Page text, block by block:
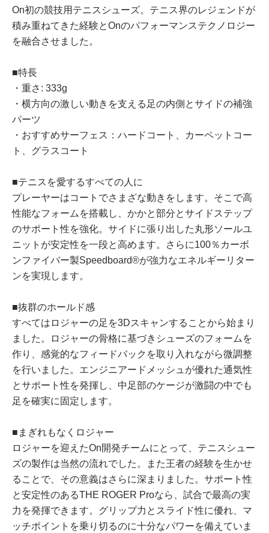
On初の​​​​​​​​​​​​​​​​​​​​​​​​​​​​​​​​​​​​​​​​​競技用テニスシューズ。​​​​​​​​​​​​​​​​​​​​​​​​​​​​​​​​​​​​​​​​​テニス界の​​​​​​​​​​​​​​​​​​​​​​​​​​​​​​​​​​​​​​​​​レジェンドが​​​​​​​​​​​​​​​​​​​​​​​​​​​​​​​​​​​​​​​​​
積み重ねてきた​​​​​​​​​​​​​​​​​​​​​​​​​​​​​​​​​​​​​​​​​経験と​​​​​​​​​​​​​​​​​​​​​​​​​​​​​​​​​​​​​​​​​Onの​​​​​​​​​​​​​​​​​​​​​​​​​​​​​​​​​​​​​​​​​パフォーマンステクノロジー
を​​​​​​​​​​​​​​​​​​​​​​​​​​​​​​​​​​​​​​​​​融合させました。
■特長
・重さ: 333g
・横方向の激しい動きを支える足の内側とサイドの補強
パーツ
・おすすめサーフェス：ハードコート、カーペットコー
ト、グラスコート
■テニスを​​​​​愛する​​​​​すべての​​​​​人に​​​​​
プレーヤーは​​​​​コートで​​​​​さまざな​​​​​動きを​​​​​します。​​​​​そこで​​​​​高
性能な​​​​​フォームを​​​​​搭載し、​​​​​かかと​​​​​部分と​​​​​サイドステップ
の​​​​​サポート性を​​​​​強化。​​​​​サイドに​​​​​張り出した​​​​​丸形ソールユ
ニットが​​​​​安定性を​​​​​一段と​​​​​高めます。​​​​​さらに​​​​​100％カーボ
ンファイバー製Speedboard®が​​​​​強力な​​​​​エネルギーリター
ンを​​​​​実現します。​​​​​
■抜群の​​​​​ホールド感
すべては​​​​​ロジャーの​​​​​足を​​​​​3Dスキャンする​​​​​ことから​​​​​始まり
ました。​​​​​ロジャーの​​​​​骨格に​​​​​基づきシューズの​​​​​フォームを​​​​​
作り、​​​​​感覚的な​​​​​フィードバックを​​​​​取り入れながら微調整
を​​​​​行いました。​​​​​エンジニアードメッシュが​​​​​優れた​​​​​通気性
と​​​​​サポート性を​​​​​発揮し、​​​​​中足部の​​​​​ケージが​​​​​激闘の​​​​​中でも​​​​​
足を​​​​​確実に​​​​​固定します。​​​​​
■まぎれもなく​​​​​ロジャー
ロジャーを​​​​​迎えた​​​​​On開発チームに​​​​​と​​​って、​​​​​テニスシュー
ズの​​​​​製作は​​​​​当然の​​​​​流れでした。​​​​​また​​​​​王者の​​​​​経験を​​​​​生かせ
る​​​​​ことで、​​​​​その意義は​​​​​さらに​​​​​深まりました。​​​​​サポート性
と​​​​​安定性の​​​​​ある​​​​​THE ROGER Proなら、​​​​​試合で​​​​​最高の​​​​​実
力を​​​​​発揮できます。​​​​​グリップ力と​​​​​スライド性に​​​​​優れ、​​​​​マ
ッチポイントを​​​​​乗り切るのに​​​​​十分な​​​​​パワーを​​​​​備えていま